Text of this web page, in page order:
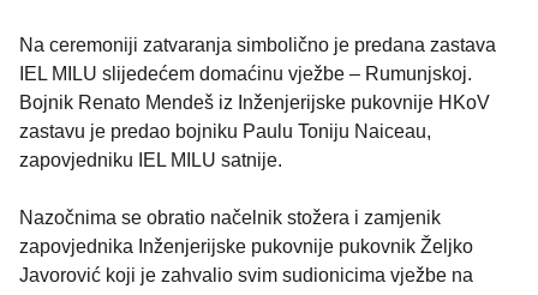
Na ceremoniji zatvaranja simbolično je predana zastava
IEL MILU slijedećem domaćinu vježbe – Rumunjskoj.
Bojnik Renato Mendeš iz Inženjerijske pukovnije HKoV
zastavu je predao bojniku Paulu Toniju Naiceau,
zapovjedniku IEL MILU satnije.
Nazočnima se obratio načelnik stožera i zamjenik
zapovjednika Inženjerijske pukovnije pukovnik Željko
Javorović koji je zahvalio svim sudionicima vježbe na